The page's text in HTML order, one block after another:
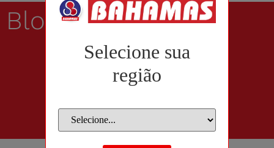
Selecione sua
região
Blog